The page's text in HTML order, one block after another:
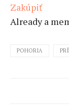
Zakúpiť
Already a
POHORIA